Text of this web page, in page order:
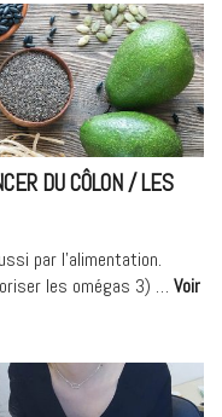
Marie-
Josèphe,
Aide-
soignante »
DU CÔLON / LES
par l’alimentation.
les omégas 3) … Voir